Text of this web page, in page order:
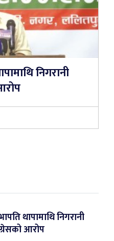
निगरानी
थापामाथि निगरानी
आरोप